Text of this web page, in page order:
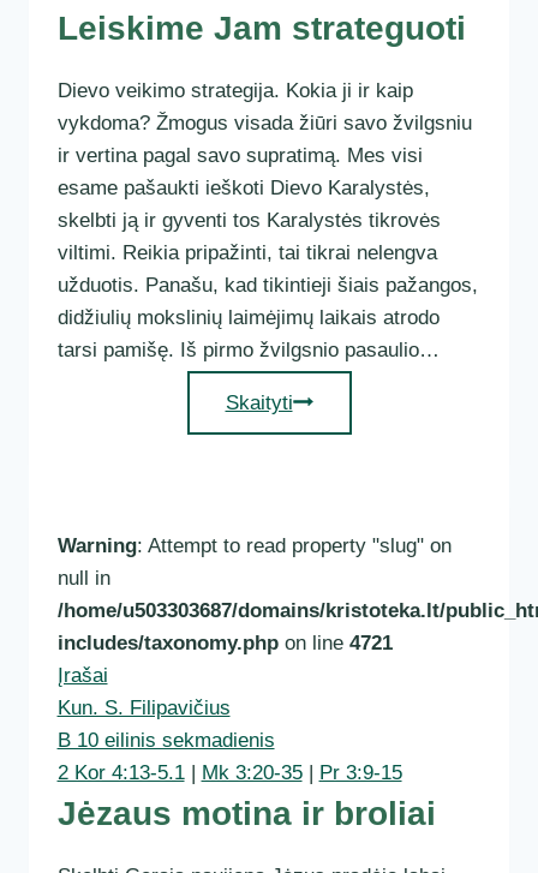
Leiskime Jam strateguoti
Dievo veikimo strategija. Kokia ji ir kaip
vykdoma? Žmogus visada žiūri savo žvilgsniu
ir vertina pagal savo supratimą. Mes visi
esame pašaukti ieškoti Dievo Karalystės,
skelbti ją ir gyventi tos Karalystės tikrovės
viltimi. Reikia pripažinti, tai tikrai nelengva
užduotis. Panašu, kad tikintieji šiais pažangos,
didžiulių mokslinių laimėjimų laikais atrodo
tarsi pamišę. Iš pirmo žvilgsnio pasaulio…
SkaitytiLeiskime
Jam
Warning: Attempt to read property "slug" on
null in
/home/u503303687/domains/kristoteka.lt/
includes/taxonomy.phpon line 4721
Įrašai
Kun. S. Filipavičius
B 10 eilinis sekmadienis
2 Kor 4:13-5.1| Mk 3:20-35| Pr 3:9-15
Jėzaus motina ir broliai